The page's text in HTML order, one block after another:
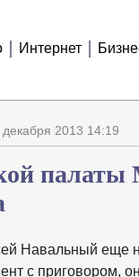
Интернет
декабря 2013 14:19
Навальный еще
с приговором,